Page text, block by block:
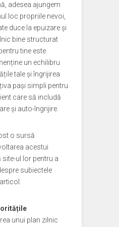
adesea ajungem
loc propriile nevoi,
duce la epuizare și
bine structurat
tine este
un echilibru
tale și îngrijirea
pași simpli pentru
care să includă
și auto-îngrijire.
o sursă
acestui
ul lor pentru a
subiectele
unui plan zilnic